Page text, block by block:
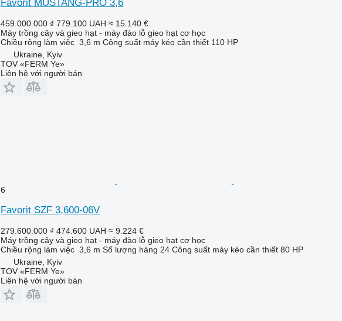
Favorit MUSTANG-PRO 3,6
459.000.000 ₫ 779.100 UAH ≈ 15.140 €
Máy trồng cây và gieo hạt - máy đào lỗ gieo hạt cơ học
Chiều rộng làm việc 3,6 m Công suất máy kéo cần thiết 110 HP
Ukraine, Kyiv
TOV «FERM Ye»
Liên hệ với người bán
6
Favorit SZF 3,600-06V
279.600.000 ₫ 474.600 UAH ≈ 9.224 €
Máy trồng cây và gieo hạt - máy đào lỗ gieo hạt cơ học
Chiều rộng làm việc 3,6 m Số lượng hàng 24 Công suất máy kéo cần thiết 80 HP
Ukraine, Kyiv
TOV «FERM Ye»
Liên hệ với người bán